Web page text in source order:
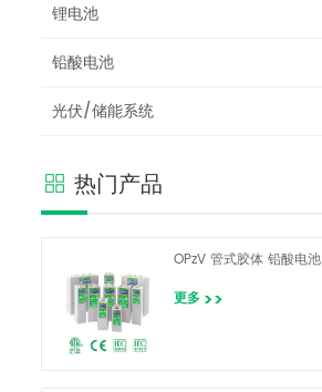
锂电池
铅酸电池
光伏/储能系统
热门产品
OPzV 管式胶体 铅酸电池
更多